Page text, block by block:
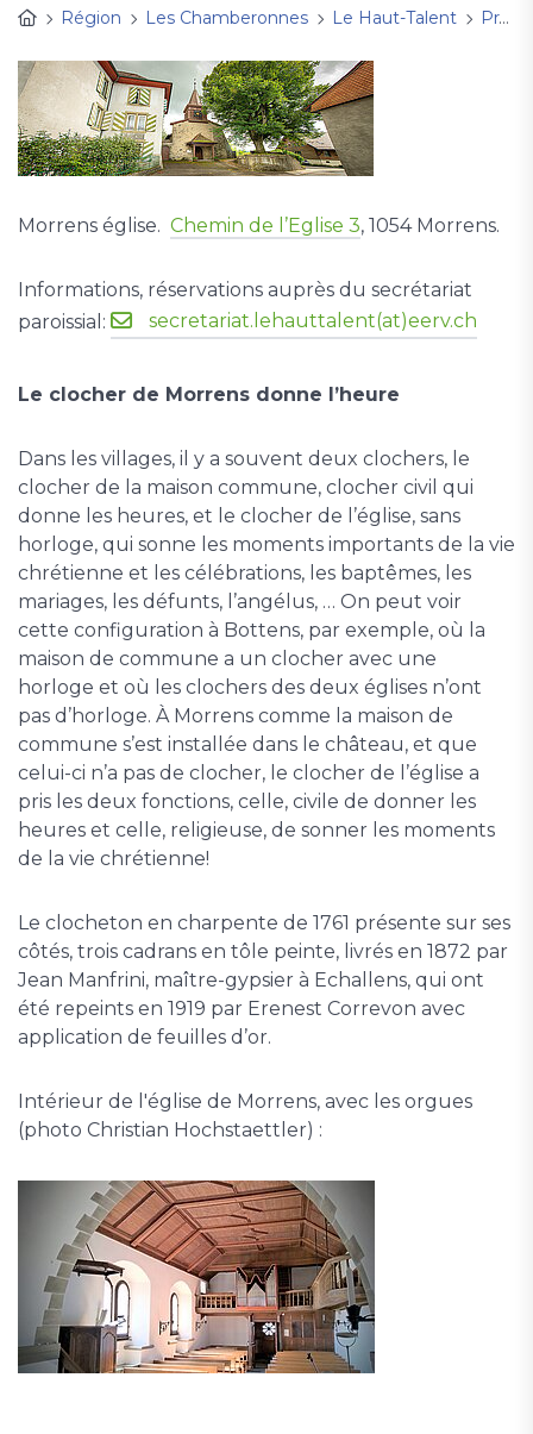
Région
Les Chamberonnes Le Haut-Talent Pratique
Morrens église. Chemin de l’Eglise 3, 1054 Morrens.
Informations, réservations auprès du secrétariat
paroissial:
secretariat.lehauttalent(at)eerv.ch
Le clocher de Morrens donne l’heure
Dans les villages, il y a souvent deux clochers, le
clocher de la maison commune, clocher civil qui
donne les heures, et le clocher de l’église, sans
horloge, qui sonne les moments importants de la vie
chrétienne et les célébrations, les baptêmes, les
mariages, les défunts, l’angélus, … On peut voir
cette configuration à Bottens, par exemple, où la
maison de commune a un clocher avec une
horloge et où les clochers des deux églises n’ont
pas d’horloge. À Morrens comme la maison de
commune s’est installée dans le château, et que
celui-ci n’a pas de clocher, le clocher de l’église a
pris les deux fonctions, celle, civile de donner les
heures et celle, religieuse, de sonner les moments
de la vie chrétienne!
Le clocheton en charpente de 1761 présente sur ses
côtés, trois cadrans en tôle peinte, livrés en 1872 par
Jean Manfrini, maître-gypsier à Echallens, qui ont
été repeints en 1919 par Erenest Correvon avec
application de feuilles d’or.
Intérieur de l'église de Morrens, avec les orgues
(photo Christian Hochstaettler) :